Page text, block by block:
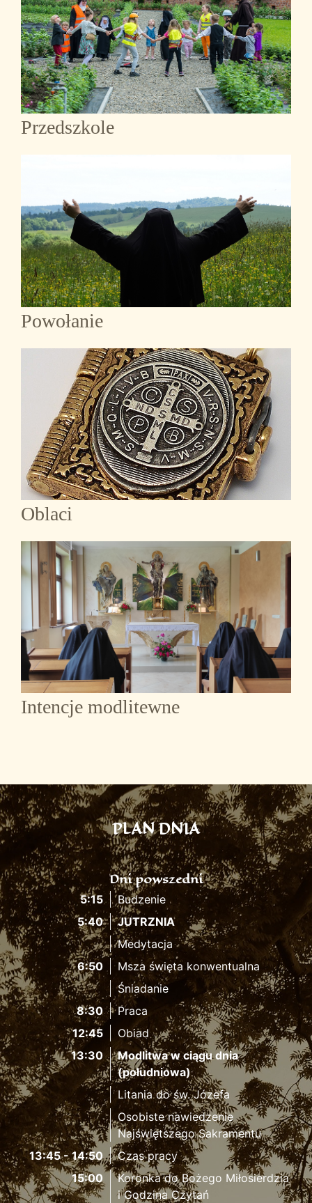
Przedszkole
Powołanie
Oblaci
Intencje modlitewne
PLAN DNIA
Dni powszedni
5:15
Budzenie
5:40
JUTRZNIA
Medytacja
6:50
Msza święta konwentualna
Śniadanie
8:30
Praca
12:45
Obiad
13:30
Modlitwa w ciągu dnia
(południowa)
Litania do św. Józefa
Osobiste nawiedzenie
Najświętszego Sakramentu
13:45 - 14:50
Czas pracy
15:00
Koronka do Bożego Miłosierdzia
i Godzina Czytań